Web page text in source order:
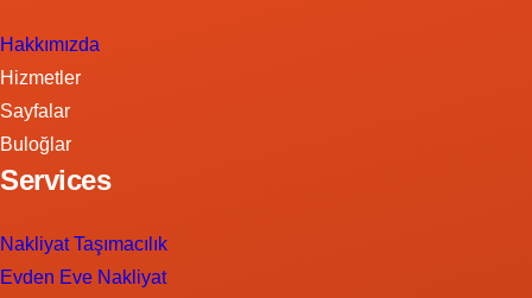
Hakkımızda
Hizmetler
Sayfalar
Buloğlar
Services
Nakliyat Taşımacılık
Evden Eve Nakliyat